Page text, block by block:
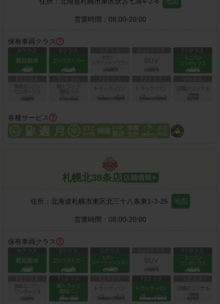
営業時間： 08:00-20:00
保有車両クラス
各種サービス
札幌北38条店
住所： 北海道札幌市東区北三十八条東1-3-25 地図
営業時間： 08:00-20:00
保有車両クラス